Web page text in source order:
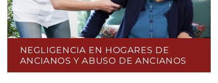
NEGLIGENCIA EN HOGARES DE
ANCIANOS Y ABUSO DE ANCIANOS